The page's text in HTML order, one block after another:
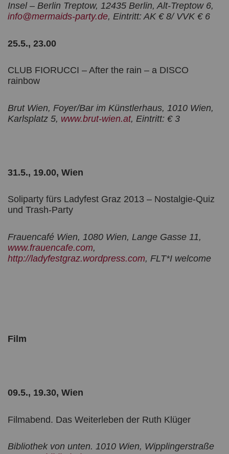
Insel – Berlin Treptow, 12435 Berlin, Alt-Treptow 6,
info@mermaids-party.de, Eintritt: AK € 8/ VVK € 6
25.5., 23.00
CLUB FIORUCCI – After the rain – a DISCO
rainbow
Brut Wien, Foyer/Bar im Künstlerhaus, 1010 Wien,
Karlsplatz 5, www.brut-wien.at, Eintritt: € 3
31.5., 19.00, Wien
Soliparty fürs Ladyfest Graz 2013 – Nostalgie-Quiz
und Trash-Party
Frauencafé Wien, 1080 Wien, Lange Gasse 11,
www.frauencafe.com,
http://ladyfestgraz.wordpress.com, FLT*I welcome
Film
09.5., 19.30, Wien
Filmabend. Das Weiterleben der Ruth Klüger
Bibliothek von unten. 1010 Wien, Wipplingerstraße